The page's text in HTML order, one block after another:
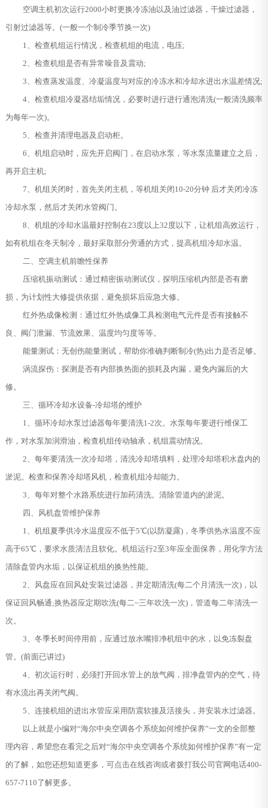
空调主机初次运行2000小时更换冷冻油以及油过滤器，干燥过滤器，
引射过滤器等。(一般一个制冷季节换一次)
1、检查机组运行情况，检查机组的电流，电压;
2、检查机组是否有异常噪音及震动;
3、检查蒸发温度、冷凝温度与对应的冷冻水和冷却水进出水温差情况;
4、检查机组冷凝器结垢情况，必要时进行进行通泡清洗(一般清洗频率
为每年一次)。
5、检查并清理电器及启动柜。
6、机组启动时，应先开启阀门，在启动水泵，等水泵流量建立之后，
再开启主机;
7、机组关闭时，首先关闭主机，等机组关闭10-20分钟 后才关闭冷冻
冷却水泵，然后才关闭水管阀门。
8、机组的冷却水温最好控制在23度以上32度以下，让机组高效运行，
如有机组在冬天制冷，最好采取部分旁通的方式，提高机组冷却水温。
二、空调主机前瞻性保养
压缩机振动测试：通过精密振动测试仪，探明压缩机内部是否有磨
损，为计划性大修提供依据，避免损坏后应急大修。
红外热成像检测：通过红外热成像工具检测电气元件是否有接触不
良、阀门泄漏、节流效果、温度均匀度等等。
能量测试：无创伤能量测试，帮助你准确判断制冷(热)出力是否足够。
涡流探伤：探测是否有内部换热面的损耗及内漏，避免内漏后的大
修。
三、循环冷却水设备-冷却塔的维护
1、循环冷却水泵过滤器每年要清洗1-2次。水泵每年要进行维保工
作，对水泵加润滑油，检查机组传动轴承，机组震动情况。
2、每年要清洗一次冷却塔，清洗冷却塔填料，处理冷却塔积水盘内的
淤泥。检查和保养冷却塔风机，检查机组冷却能力。
3、每年对整个水路系统进行加药清洗。清除管道内的淤泥。
四、风机盘管维护保养
1、机组夏季供冷水温度应不低于5℃(以防凝露)，冬季供热水温度不应
高于65℃，要求水质清洁且软化。机组运行2至3年应全面保养，用化学方法
清除盘管内水垢，以保证机组的换热性能。
2、风盘应在回风处安装过滤器，并定期清洗(每二个月清洗一次)，以
保证回风畅通;换热器应定期吹洗(每二~三年吹洗一次)，管道每二年清洗一
次。
3、冬季长时间停用前，应通过放水嘴排净机组中的水，以免冻裂盘
管。(前面已讲过)
4、初次运行时，必须打开回水管上的放气阀，排净盘管内的空气，待
有水流出再关闭气阀。
5、连接机组的进出水管应采用防震软接及活接头，并安装水过滤器。
以上就是小编对“海尔中央空调各个系统如何维护保养”一文的全部整
理内容，希望您在看完之后对“海尔中央空调各个系统如何维护保养”有一定
的了解，如您还想知道更多，可点击在线咨询或者拨打我公司官网电话400-
657-7110了解更多。